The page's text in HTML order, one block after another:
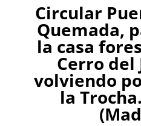
Circular
Quemada,
la casa
Cerro del
volviendo
la